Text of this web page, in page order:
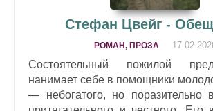
Стефан Цвейг -
РОМАН, ПРОЗА 17-02-
Состоятельный пожилой
нанимает себе в помощники
— небогатого, но поразительно